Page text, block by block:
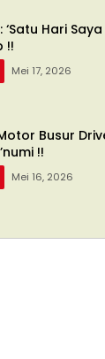
‘Satu Hari
!!
Mei 17, 2026
Busur
!!
Mei 16, 2026